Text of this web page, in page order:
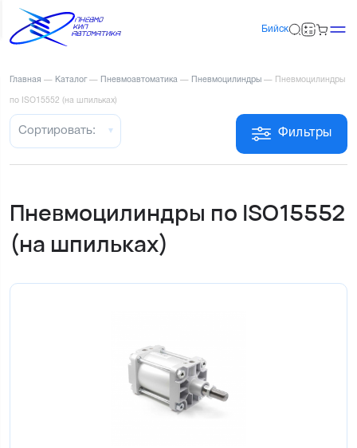
Бийск
Главная — Каталог — Пневмоавтоматика — Пневмоцилиндры — Пневмоцилиндры
по ISO15552 (на шпильках)
Фильтры
Сортировать:
Пневмоцилиндры по ISO15552
(на шпильках)